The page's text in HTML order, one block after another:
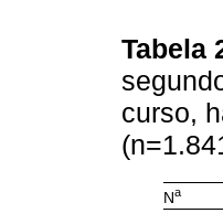
Tabela
curso,
Na